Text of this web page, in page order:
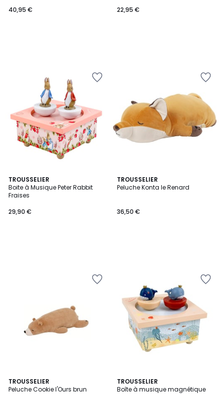
40,95 € 22,95 €
TROUSSELIER
Boite à Musique Peter Rabbit
Fraises
29,90 €
TROUSSELIER
Peluche Konta le Renard
36,50 €
TROUSSELIER
Peluche Cookie l'Ours brun
TROUSSELIER
Boîte à musique magnétique